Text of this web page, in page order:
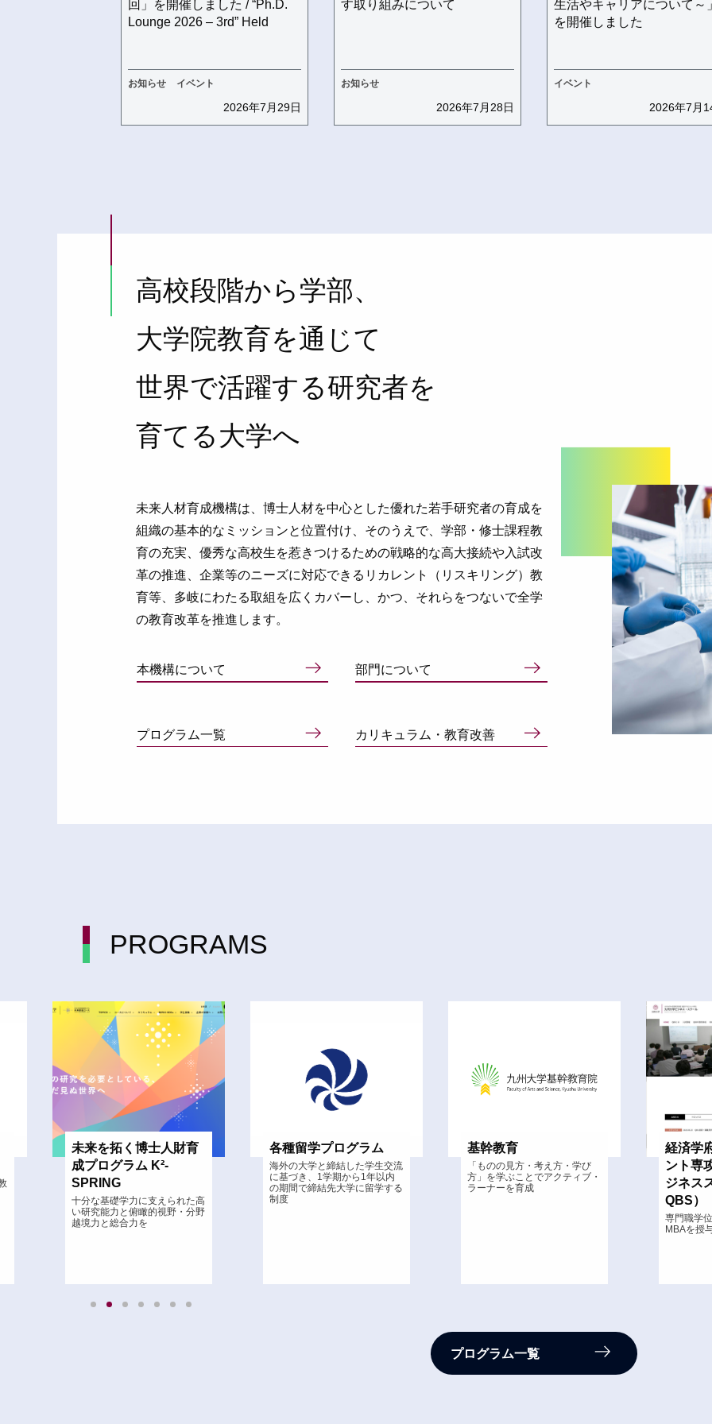
回」を開催しました / “Ph.D.
Lounge 2026 – 3rd” Held
お知らせ イベント
2026年7月29日
す取り組みについて
お知らせ
2026年7月28日
生活やキャリアについて～
を開催しました
イベント
2026年7月
高校段階から学部、
大学院教育を通じて
世界で活躍する研究者を
育てる大学へ
未来人材育成機構は、博士人材を中心とした優れた若手研究者の育成を
組織の基本的なミッションと位置付け、そのうえで、学部・修士課程教
育の充実、優秀な高校生を惹きつけるための戦略的な高大接続や入試改
革の推進、企業等のニーズに対応できるリカレント（リスキリング）教
育等、多岐にわたる取組を広くカバーし、かつ、それらをつないで全学
の教育改革を推進します。
本機構について 部門について
プログラム一覧 カリキュラム・教育改善
PROGRAMS
各種留学プログラム
海外の大学と締結した学生交流
に基づき、1学期から1年以内
の期間で締結先大学に留学する
制度
基幹教育
「ものの見方・考え方・学び
方」を学ぶことでアクティブ・
ラーナーを育成
経済学府産業マネジメ
ント専攻 （九州大学ビ
ジネススクール・
マス・
ーショ
ログラ
数学力・
築した数
幅広い分
学モデリ
プログラム一覧